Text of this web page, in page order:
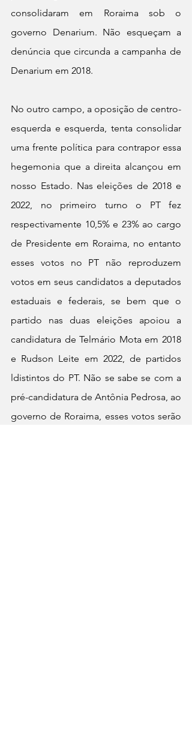
consolidaram em Roraima sob o
governo Denarium. Não esqueçam a
denúncia que circunda a campanha de
Denarium em 2018.
No outro campo, a oposição de centro-
esquerda e esquerda, tenta consolidar
uma frente política para contrapor essa
hegemonia que a direita alcançou em
nosso Estado. Nas eleições de 2018 e
2022, no primeiro turno o PT fez
respectivamente 10,5% e 23% ao cargo
de Presidente em Roraima, no entanto
esses votos no PT não reproduzem
votos em seus candidatos a deputados
estaduais e federais, se bem que o
partido nas duas eleições apoiou a
candidatura de Telmário Mota em 2018
e Rudson Leite em 2022, de partidos
ldistintos do PT. Não se sabe se com a
pré-candidatura de Antônia Pedrosa, ao
governo de Roraima, esses votos serão